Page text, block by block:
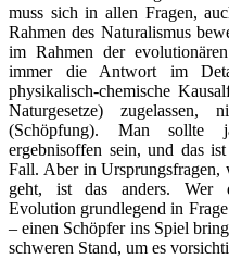
muss sich in allen Fragen,
Rahmen des Naturalismus
im Rahmen der
immer die Antwort im
physikalisch-chemische
Naturgesetze) zugelassen,
(Schöpfung). Man sollte
ergebnisoffen sein, und das
Fall. Aber in
geht, ist das anders. Wer
Evolution grundlegend in
– einen Schöpfer ins Spiel
schweren Stand, um es